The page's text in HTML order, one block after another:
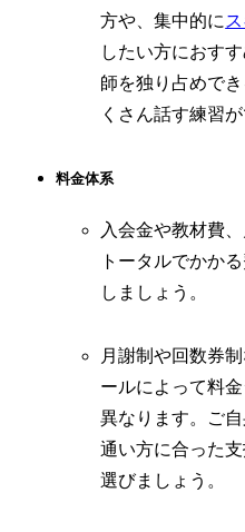
方や、集中的に
したい方におす
師を独り占めで
くさん話す練習が
料金体系
入会金や教材費、
トータルでかか
しましょう。
月謝制や回数券
ールによって料
異なります。ご
通い方に合った
選びましょう。